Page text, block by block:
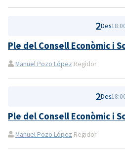
2Des
Ple del Consell Econòmic i
Manuel Pozo López Regidor
2Des
Ple del Consell Econòmic i
Manuel Pozo López Regidor